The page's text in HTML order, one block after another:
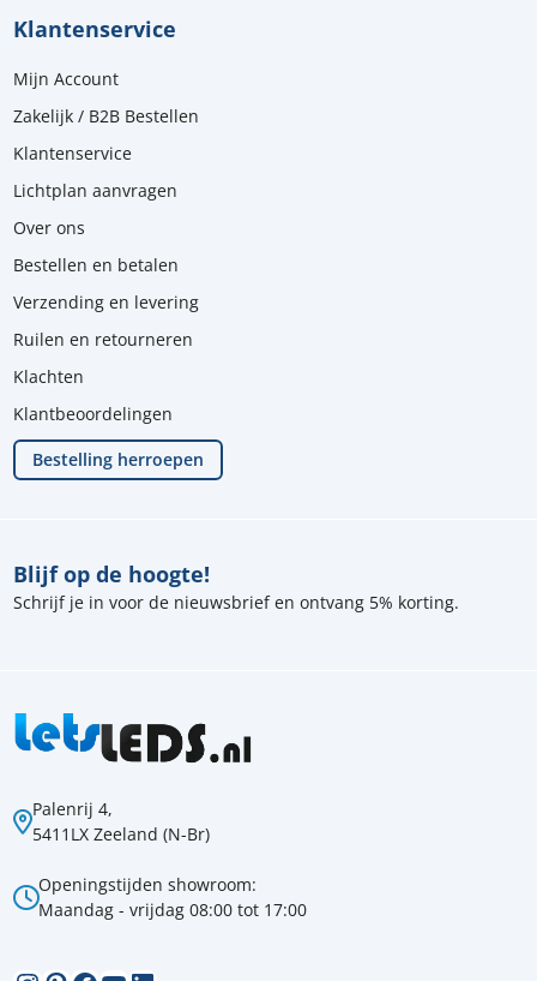
Palenrij 4,
5411LX Zeeland (N-Br)
Openingstijden showroom:
Maandag - vrijdag 08:00 tot 17:00
Blijf op de hoogte!
Schrijf je in voor de nieuwsbrief en ontvang 5% korting.
Klantenservice
Mijn Account
Zakelijk / B2B Bestellen
Klantenservice
Lichtplan aanvragen
Over ons
Bestellen en betalen
Verzending en levering
Ruilen en retourneren
Klachten
Klantbeoordelingen
Bestelling herroepen